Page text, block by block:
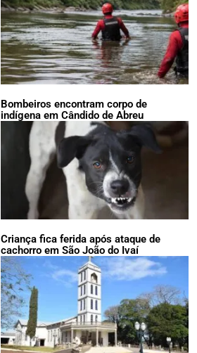
Bombeiros encontram corpo de
indígena em Cândido de Abreu
Criança fica ferida após ataque de
cachorro em São João do Ivaí